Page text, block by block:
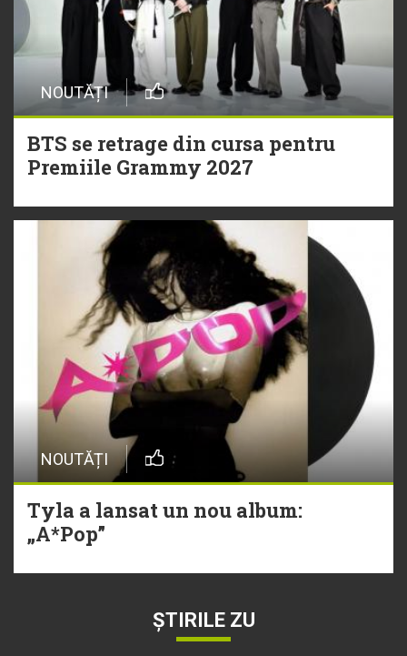
NOUTĂȚI
BTS se retrage din cursa pentru
Premiile Grammy 2027
NOUTĂȚI
Tyla a lansat un nou album:
„A*Pop”
ȘTIRILE ZU